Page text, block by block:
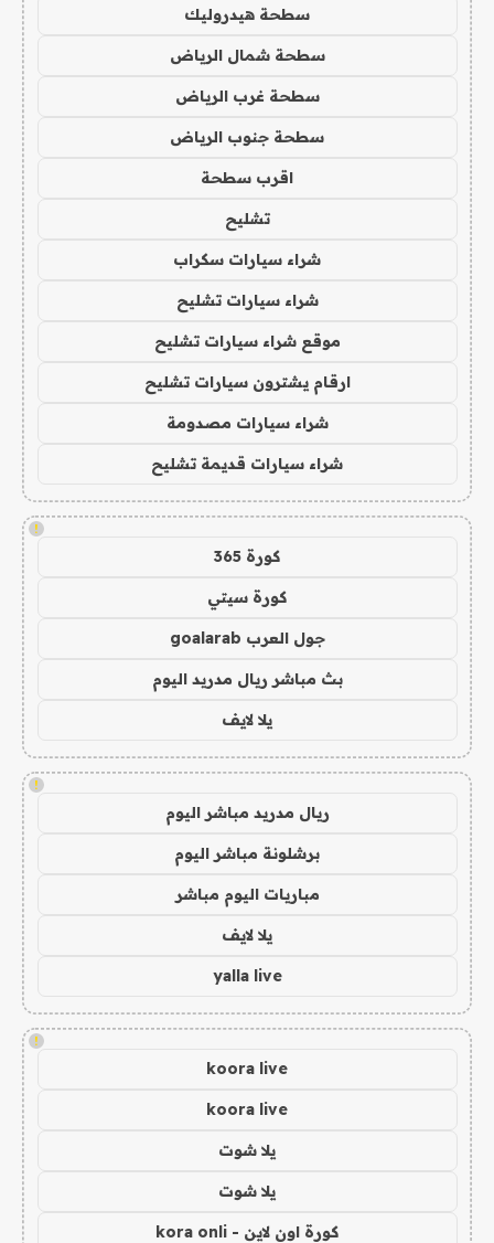
سطحة هيدروليك
سطحة شمال الرياض
سطحة غرب الرياض
سطحة جنوب الرياض
اقرب سطحة
تشليح
شراء سيارات سكراب
شراء سيارات تشليح
موقع شراء سيارات تشليح
ارقام يشترون سيارات تشليح
شراء سيارات مصدومة
شراء سيارات قديمة تشليح
!
كورة 365
كورة سيتي
جول العرب goalarab
بث مباشر ريال مدريد اليوم
يلا لايف
!
ريال مدريد مباشر اليوم
برشلونة مباشر اليوم
مباريات اليوم مباشر
يلا لايف
yalla live
!
koora live
koora live
يلا شوت
يلا شوت
كورة اون لاين - kora onli